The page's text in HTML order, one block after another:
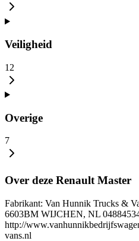
Veiligheid
12
Overige
7
Over deze Renault Master
Fabrikant: Van Hunnik Trucks &
6603BM WIJCHEN, NL
http://
vans.nl